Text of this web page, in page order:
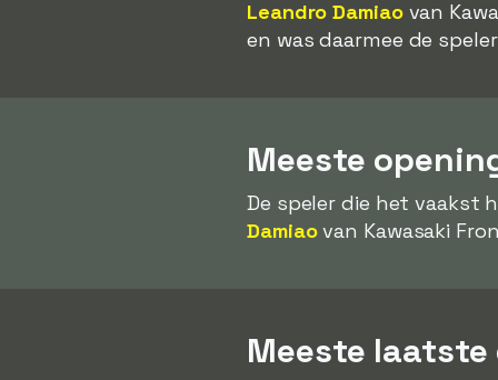
Leandro Damiaovan
en was daarmee de
Meeste
De speler die het vaakst
Damiaovan Kawasaki
Meeste